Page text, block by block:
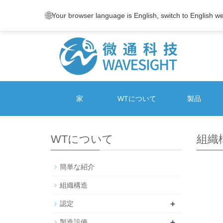
家 WTについて 製品
組織
WTについて
簡単な紹介
組織構造
認定 +
🌐Your browser language is English, switch to English